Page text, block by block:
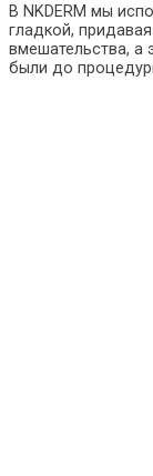
В NKDERM мы
гладкой,
вмешательства, а
были до